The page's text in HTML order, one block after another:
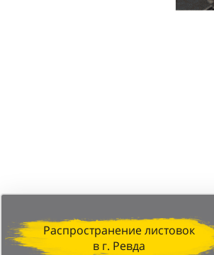
Распространение листовок
в г. Ревда